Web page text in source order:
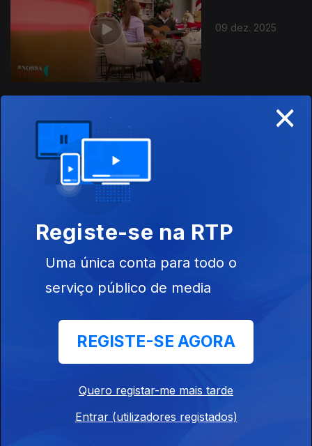
09 dez. 2025
05 dez. 2025
04 dez. 2025
×
Registe-se na RTP
Uma única conta para todo o
serviço público de media
REGISTE-SE AGORA
Quero registar-me mais tarde
Entrar (utilizadores registados)